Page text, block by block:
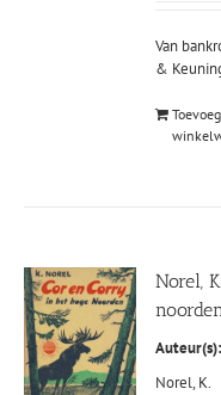
Van
&
Norel,
Auteur(s):
Norel, K.